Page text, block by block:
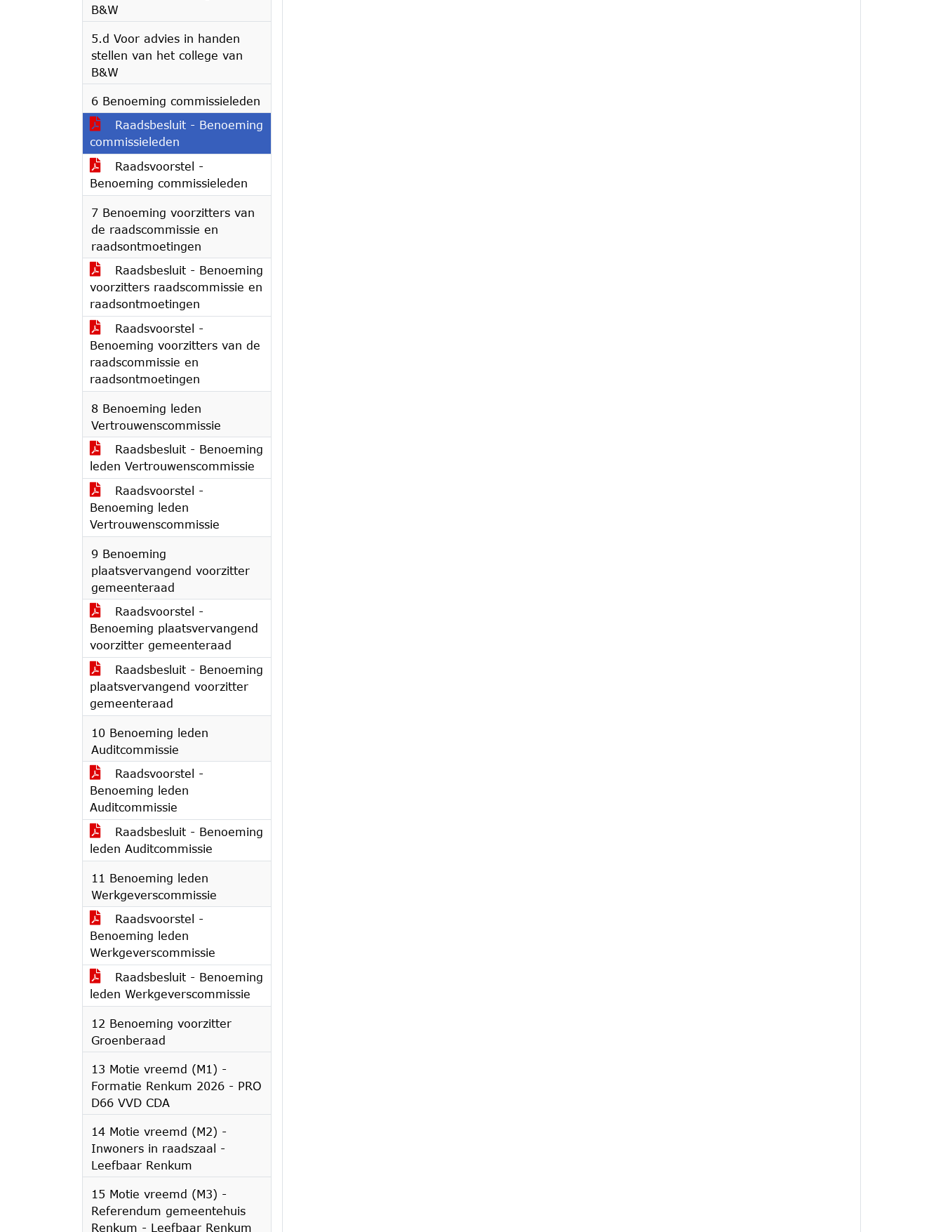
B&W
5.d Voor advies in handen
stellen van het college van
B&W
6 Benoeming commissieleden
Raadsbesluit - Benoeming
commissieleden
Raadsvoorstel -
Benoeming commissieleden
7 Benoeming voorzitters van
de raadscommissie en
raadsontmoetingen
Raadsbesluit - Benoeming
voorzitters raadscommissie en
raadsontmoetingen
Raadsvoorstel -
Benoeming voorzitters van de
raadscommissie en
raadsontmoetingen
8 Benoeming leden
Vertrouwenscommissie
Raadsbesluit - Benoeming
leden Vertrouwenscommissie
Raadsvoorstel -
Benoeming leden
Vertrouwenscommissie
9 Benoeming
plaatsvervangend voorzitter
gemeenteraad
Raadsvoorstel -
Benoeming plaatsvervangend
voorzitter gemeenteraad
Raadsbesluit - Benoeming
plaatsvervangend voorzitter
gemeenteraad
10 Benoeming leden
Auditcommissie
Raadsvoorstel -
Benoeming leden
Auditcommissie
Raadsbesluit - Benoeming
leden Auditcommissie
11 Benoeming leden
Werkgeverscommissie
Raadsvoorstel -
Benoeming leden
Werkgeverscommissie
Raadsbesluit - Benoeming
leden Werkgeverscommissie
12 Benoeming voorzitter
Groenberaad
13 Motie vreemd (M1) -
Formatie Renkum 2026 - PRO
D66 VVD CDA
14 Motie vreemd (M2) -
Inwoners in raadszaal -
Leefbaar Renkum
15 Motie vreemd (M3) -
Referendum gemeentehuis
Renkum - Leefbaar Renkum